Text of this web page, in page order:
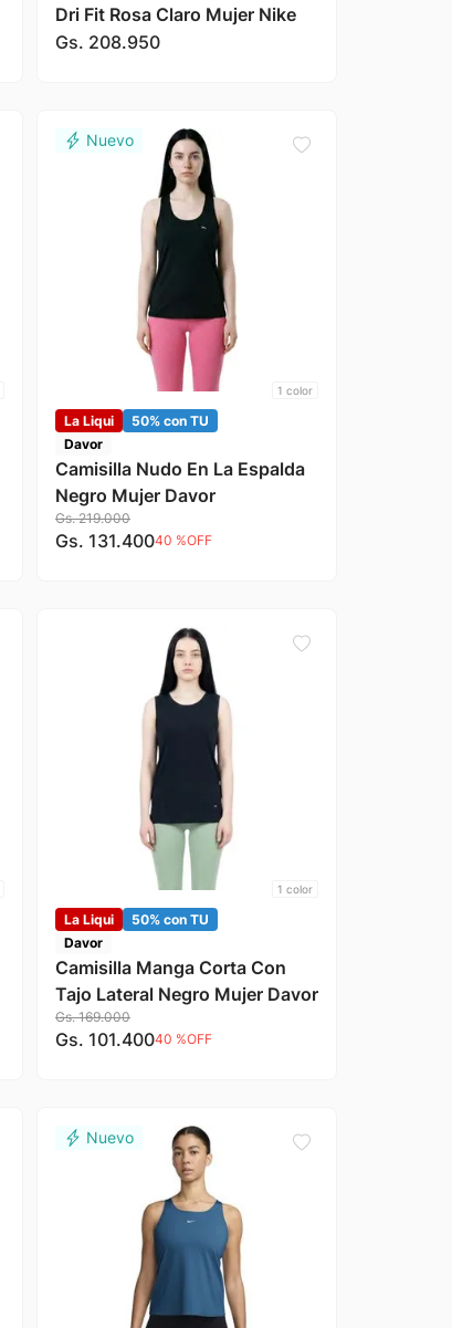
Dri Fit Rosa Claro Mujer Nike
Gs. 208.950
1 color
La Liqui
50% con TU
Davor
Camisilla Nudo En La Espalda
Negro Mujer Davor
Gs. 219.000
Gs. 131.40040 %OFF
1 color
La Liqui
50% con TU
Davor
Camisilla Manga Corta Con
Tajo Lateral Negro Mujer Davor
Gs. 169.000
Gs. 101.40040 %OFF